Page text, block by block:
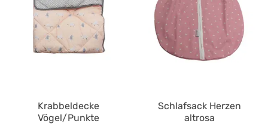
Krabbeldecke
Vögel/Punkte
Schlafsack Herzen
altrosa